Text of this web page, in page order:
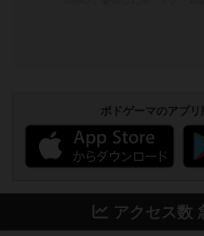
ボドゲーマのアプリ
アクセス数